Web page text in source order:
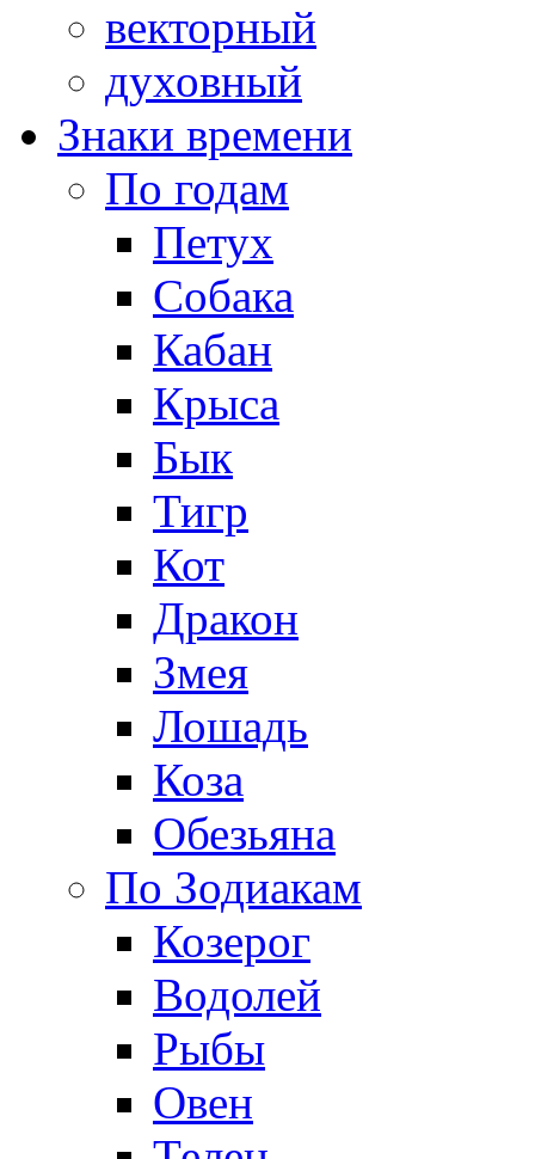
векторный
духовный
Знаки времени
По годам
Петух
Собака
Кабан
Крыса
Бык
Тигр
Кот
Дракон
Змея
Лошадь
Коза
Обезьяна
По Зодиакам
Козерог
Водолей
Рыбы
Овен